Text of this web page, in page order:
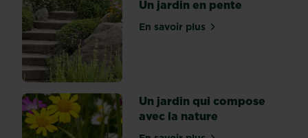
jardin
à
la
française
»,
dont
il
refuse
le
Un jardin en pente
En savoir plussur Un jardin en pente
Un jardin qui compose
avec la nature